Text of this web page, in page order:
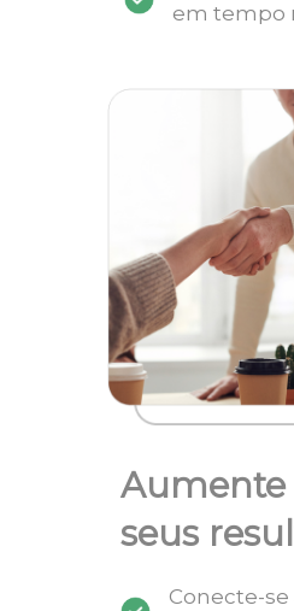
em tempo
Aumente
seus
Conecte-